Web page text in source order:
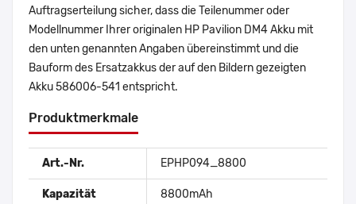
Auftragserteilung sicher, dass die Teilenummer oder
Modellnummer Ihrer originalen HP Pavilion DM4 Akku mit
den unten genannten Angaben übereinstimmt und die
Bauform des Ersatzakkus der auf den Bildern gezeigten
Akku 586006-541 entspricht.
Produktmerkmale
Art.-Nr. EPHP094_8800
Kapazität 8800mAh